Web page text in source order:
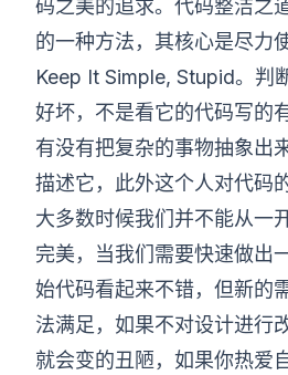
码之美的追求。代码整洁之
的一种方法，其核心是尽
Keep It Simple, Stupid。判
好坏，不是看它的代码写的
有没有把复杂的事物抽象出
描述它，此外这个人对代码
大多数时候我们并不能从一
完美，当我们需要快速做出
始代码看起来不错，但新的
法满足，如果不对设计进行
就会变的丑陋，如果你热爱